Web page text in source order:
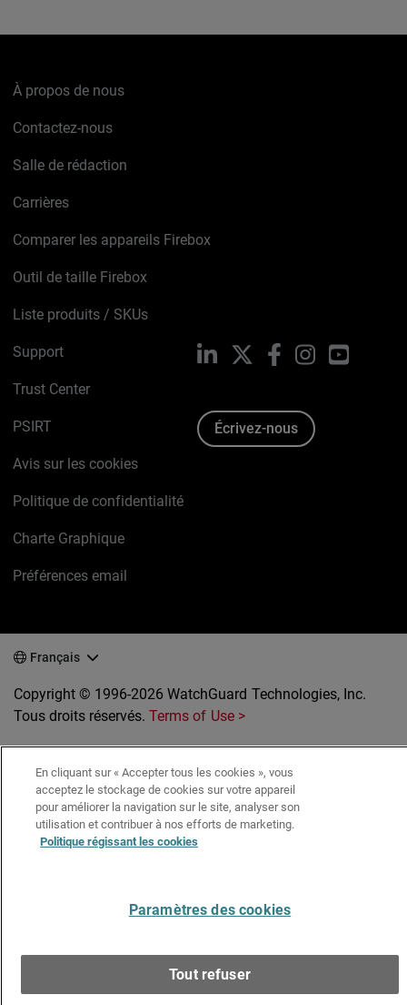
À propos de nous
Contactez-nous
Salle de rédaction
Carrières
Comparer les appareils Firebox
Outil de taille Firebox
Liste produits / SKUs
Support
Trust Center
PSIRT
Avis sur les cookies
Politique de confidentialité
Charte Graphique
Préférences email
LinkedIn FacebookInstagramYouTube
Écrivez-nous
Français
Copyright © 1996-2026 WatchGuard Technologies, Inc.
Tous droits réservés.Terms of Use >
En cliquant sur « Accepter tous les cookies », vous
acceptez le stockage de cookies sur votre appareil
pour améliorer la navigation sur le site, analyser son
utilisation et contribuer à nos efforts de marketing.
Politique régissant les cookies
Paramètres des cookies
Tout refuser